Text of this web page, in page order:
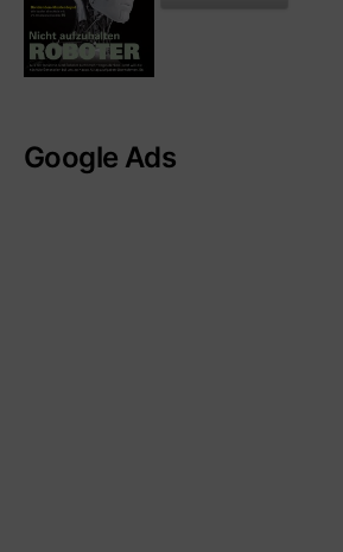
Google Ads